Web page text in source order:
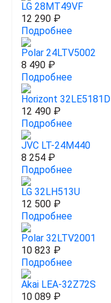
LG 28MT49VF
12 290 ₽
Подробнее
Polar 24LTV5002
8 490 ₽
Подробнее
Horizont 32LE5181D
12 490 ₽
Подробнее
JVC LT-24M440
8 254 ₽
Подробнее
LG 32LH513U
12 500 ₽
Подробнее
Polar 32LTV2001
10 823 ₽
Подробнее
Akai LEA-32Z72S
10 089 ₽